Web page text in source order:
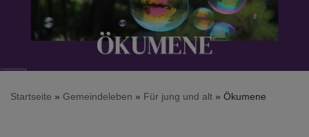
Startseite Gemeindeleben Für jung und alt Ökumene